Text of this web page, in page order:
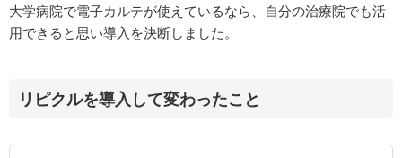
大学病院で電子カルテが使えているなら、自分の治療院でも活
用できると思い導入を決断しました。
リピクルを導入して変わったこと